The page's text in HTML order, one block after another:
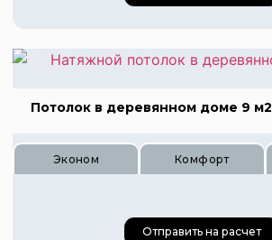
Цена 420 руб.
Цена 630 руб.
Потолок в деревянном доме 9 м2
Эконом Комфорт
Отправить на расчет